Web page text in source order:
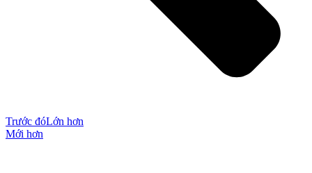
Trước đóLớn hơn
Mới hơn